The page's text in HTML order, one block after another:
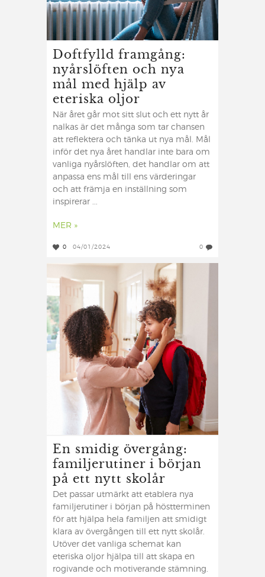
Doftfylld framgång:
nyårslöften och nya
mål med hjälp av
eteriska oljor
När året går mot sitt slut och ett nytt år
nalkas är det många som tar chansen
att reflektera och tänka ut nya mål. Mål
inför det nya året handlar inte bara om
vanliga nyårslöften, det handlar om att
anpassa ens mål till ens värderingar
och att främja en inställning som
inspirerar ...
MER »
0 04/01/2024 0
En smidig övergång:
familjerutiner i början
på ett nytt skolår
Det passar utmärkt att etablera nya
familjerutiner i början på höstterminen
för att hjälpa hela familjen att smidigt
klara av övergången till ett nytt skolår.
Utöver det vanliga schemat kan
eteriska oljor hjälpa till att skapa en
rogivande och motiverande stämning.